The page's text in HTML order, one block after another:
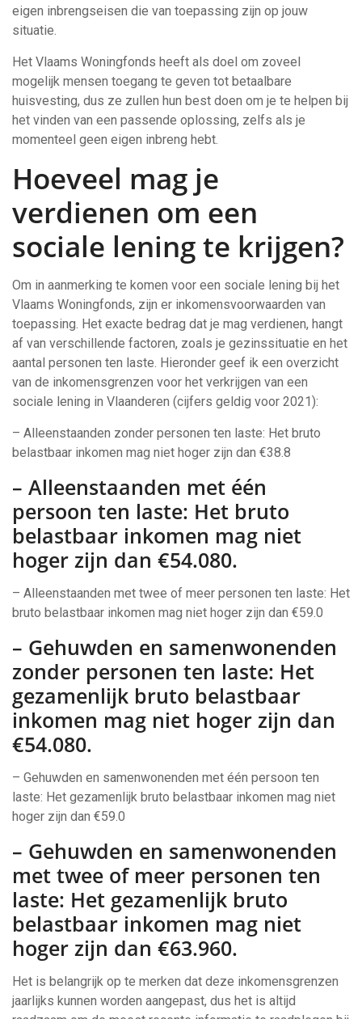
eigen inbrengseisen die van toepassing zijn op jouw
situatie.
Het Vlaams Woningfonds heeft als doel om zoveel
mogelijk mensen toegang te geven tot betaalbare
huisvesting, dus ze zullen hun best doen om je te helpen bij
het vinden van een passende oplossing, zelfs als je
momenteel geen eigen inbreng hebt.
Hoeveel mag je
verdienen om een
sociale lening te krijgen?
Om in aanmerking te komen voor een sociale lening bij het
Vlaams Woningfonds, zijn er inkomensvoorwaarden van
toepassing. Het exacte bedrag dat je mag verdienen, hangt
af van verschillende factoren, zoals je gezinssituatie en het
aantal personen ten laste. Hieronder geef ik een overzicht
van de inkomensgrenzen voor het verkrijgen van een
sociale lening in Vlaanderen (cijfers geldig voor 2021):
– Alleenstaanden zonder personen ten laste: Het bruto
belastbaar inkomen mag niet hoger zijn dan €38.8
– Alleenstaanden met één
persoon ten laste: Het bruto
belastbaar inkomen mag niet
hoger zijn dan €54.080.
– Alleenstaanden met twee of meer personen ten laste: Het
bruto belastbaar inkomen mag niet hoger zijn dan €59.0
– Gehuwden en samenwonenden
zonder personen ten laste: Het
gezamenlijk bruto belastbaar
inkomen mag niet hoger zijn dan
€54.080.
– Gehuwden en samenwonenden met één persoon ten
laste: Het gezamenlijk bruto belastbaar inkomen mag niet
hoger zijn dan €59.0
– Gehuwden en samenwonenden
met twee of meer personen ten
laste: Het gezamenlijk bruto
belastbaar inkomen mag niet
hoger zijn dan €63.960.
Het is belangrijk op te merken dat deze inkomensgrenzen
jaarlijks kunnen worden aangepast, dus het is altijd